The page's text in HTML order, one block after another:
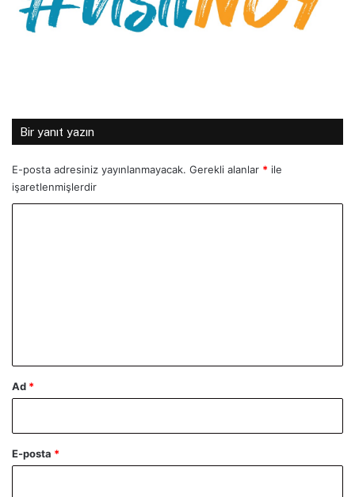
Bir yanıt yazın
E-posta adresiniz yayınlanmayacak. Gerekli alanlar * ile
işaretlenmişlerdir
Ad *
E-posta *